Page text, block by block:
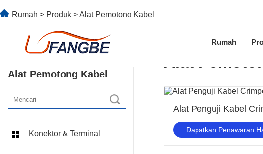
Rumah
Rumah > Produk >Alat Pemotong Kabel
Alat Pemotong Kabel
Konektor & Terminal
Alat Penguji Kabel
Dapatkan Penawaran